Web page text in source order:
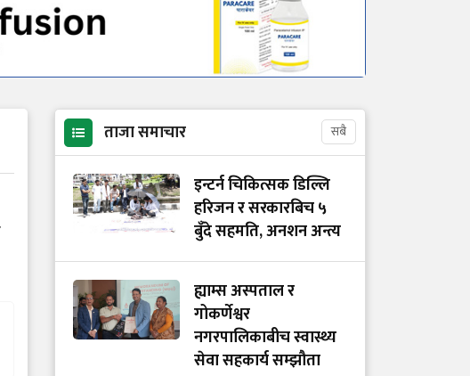
ताजा समाचार सबै
इन्टर्न चिकित्सक डिल्लि
हरिजन र सरकारबिच ५
बुँदे सहमति, अनशन अन्त्य
ह्याम्स अस्पताल र
गोकर्णेश्वर
नगरपालिकाबीच स्वास्थ्य
सेवा सहकार्य सम्झौता